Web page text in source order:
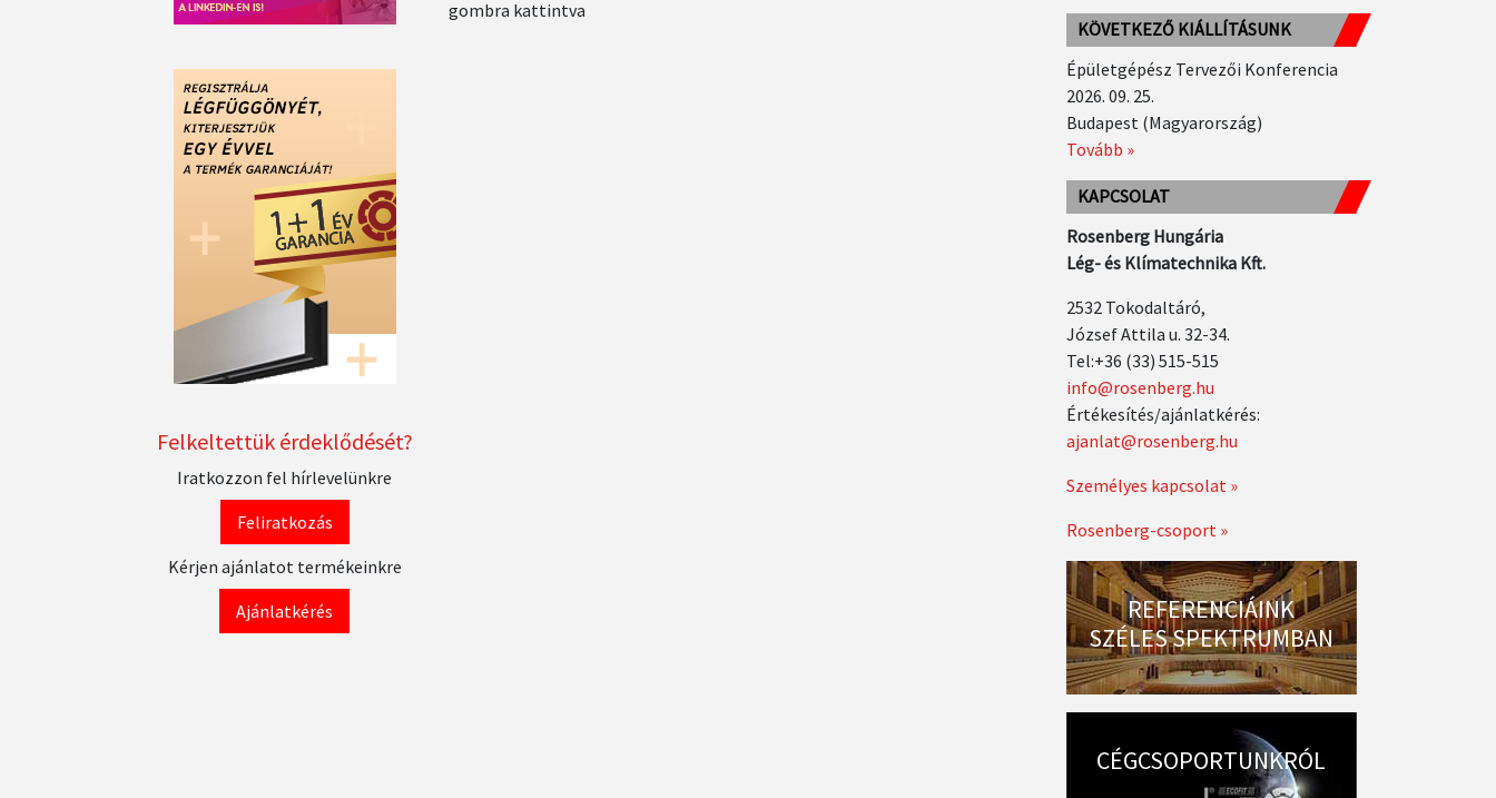
Felkeltettük érdeklődését?
Iratkozzon fel hírlevelünkre
Feliratkozás
Kérjen ajánlatot termékeinkre
Ajánlatkérés
gombra kattintva
KÖVETKEZŐ KIÁLLÍTÁSUNK
Épületgépész Tervezői Konferencia
2026. 09. 25.
Budapest (Magyarország)
Tovább »
KAPCSOLAT
Rosenberg Hungária
Lég- és Klímatechnika Kft.
2532 Tokodaltáró,
József Attila u. 32-34.
Tel:+36 (33) 515-515
info@rosenberg.hu
Értékesítés/ajánlatkérés:
ajanlat@rosenberg.hu
Személyes kapcsolat »
Rosenberg-csoport »
REFERENCIÁINK
SZÉLES SPEKTRUMBAN
CÉGCSOPORTUNKRÓL